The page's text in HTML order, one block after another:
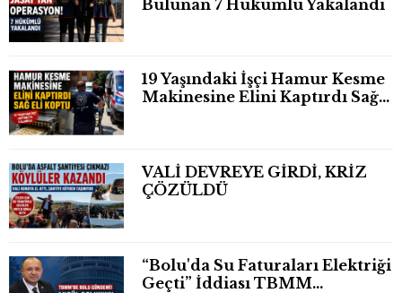
Bulunan 7 Hükümlü Yakalandı
19 Yaşındaki İşçi Hamur Kesme
Makinesine Elini Kaptırdı Sağ
VALİ DEVREYE GİRDİ, KRİZ
ÇÖZÜLDÜ
“Bolu'da Su Faturaları Elektriği
Geçti” İddiası TBMM